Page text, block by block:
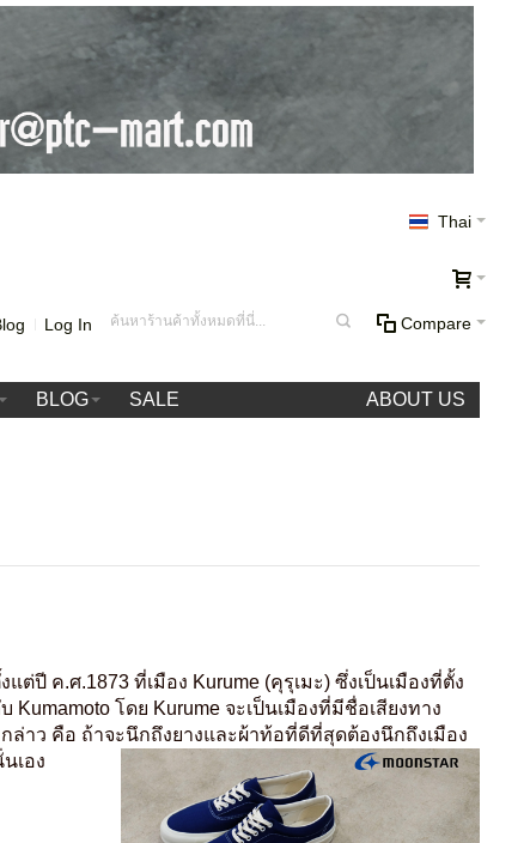
Thai
Compare
Log In
BLOG SALE ABOUT US
ค.ศ.1873 ที่เมือง Kurume (คุรุเมะ) ซึ่งเป็นเมืองที่ตั้ง
โดย Kurume จะเป็นเมืองที่มีชื่อเสียงทาง
ล่าว คือ ถ้าจะนึกถึงยางและผ้าท้อที่ดีที่สุดต้องนึกถึงเมือง
เอง